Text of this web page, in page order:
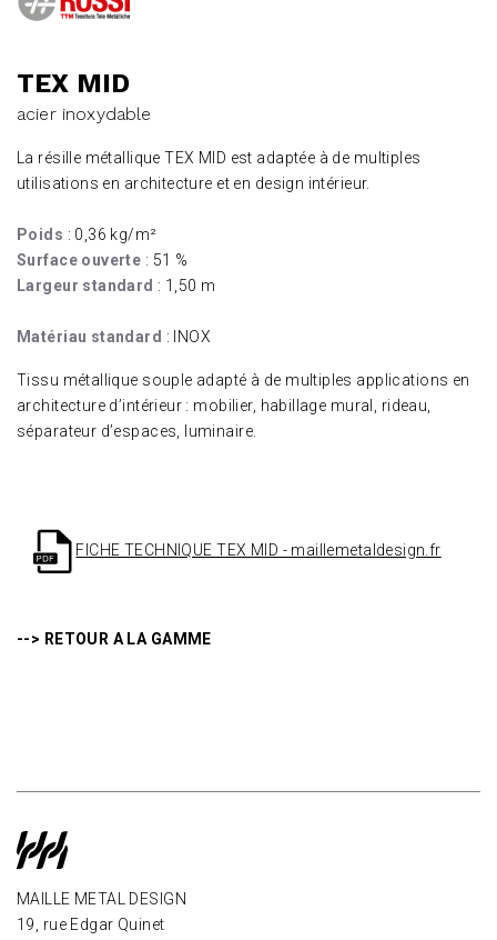
TEX MID
acier inoxydable
La résille métallique TEX MID est adaptée à de multiples
utilisations en architecture et en design intérieur.
Poids : 0,36 kg/m²
Surface ouverte : 51 %
Largeur standard : 1,50 m
Matériau standard : INOX
Tissu métallique souple adapté à de multiples applications en
architecture d’intérieur : mobilier, habillage mural, rideau,
séparateur d’espaces, luminaire.
FICHE TECHNIQUE TEX MID - maillemetaldesign.fr
--> RETOUR A LA GAMME
MAILLE METAL DESIGN
19, rue Edgar Quinet